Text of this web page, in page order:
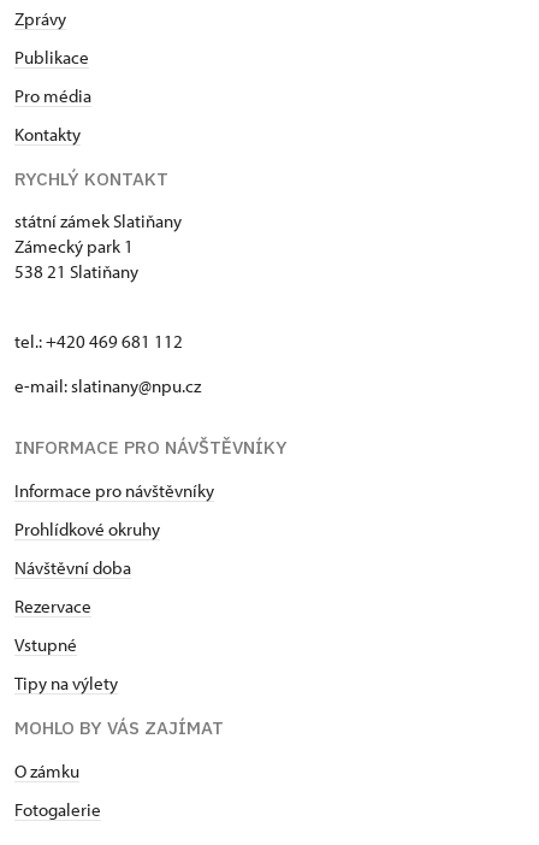
Zprávy
Publikace
Pro média
Kontakty
RYCHLÝ KONTAKT
státní zámek Slatiňany
Zámecký park 1
538 21 Slatiňany
tel.: +420 469 681 112
e-mail: slatinany@npu.cz
INFORMACE PRO NÁVŠTĚVNÍKY
Informace pro návštěvníky
Prohlídkové okruhy
Návštěvní doba
Rezervace
Vstupné
Tipy na výlety
MOHLO BY VÁS ZAJÍMAT
O zámku
Fotogalerie